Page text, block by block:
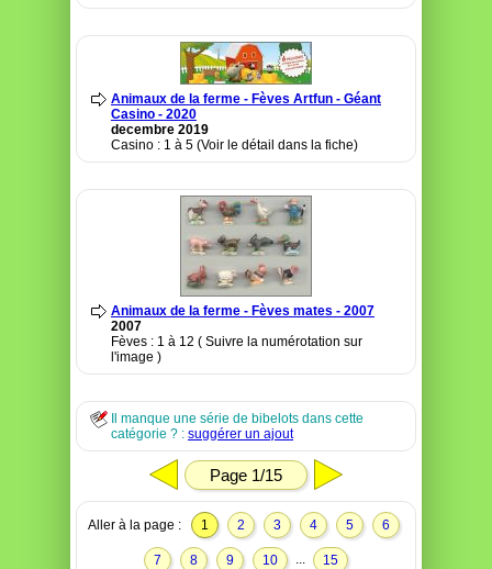
Animaux de la ferme - Fèves Artfun - Géant
Casino - 2020
decembre 2019
Casino : 1 à 5 (Voir le détail dans la fiche)
Animaux de la ferme - Fèves mates - 2007
2007
Fèves : 1 à 12 ( Suivre la numérotation sur
l'image )
Il manque une série de bibelots dans cette
catégorie ? : suggérer un ajout
Page 1/15
Aller à la page : 1 2 3 4 5 6
7 8 9 10 ... 15